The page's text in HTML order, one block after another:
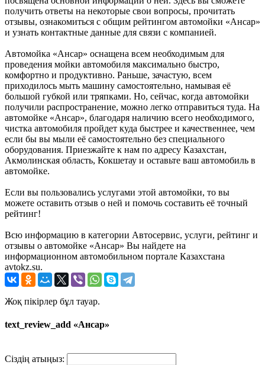
получить ответы на некоторые свои вопросы, прочитать
отзывы, ознакомиться с общим рейтингом автомойки «Ансар»
и узнать контактные данные для связи с компанией.
Автомойка «Ансар» оснащена всем необходимым для
проведения мойки автомобиля максимально быстро,
комфортно и продуктивно. Раньше, зачастую, всем
приходилось мыть машину самостоятельно, намывая её
большой губкой или тряпками. Но, сейчас, когда автомойки
получили распространение, можно легко отправиться туда. На
автомойке «Ансар», благодаря наличию всего необходимого,
чистка автомобиля пройдет куда быстрее и качественнее, чем
если бы вы мыли её самостоятельно без специального
оборудования. Приезжайте к нам по адресу Казахстан,
Акмолинская область, Кокшетау и оставьте ваш автомобиль в
автомойке.
Если вы пользовались услугами этой автомойки, то вы
можете оставить отзыв о ней и помочь составить её точный
рейтинг!
Всю информацию в категории Автосервис, услуги, рейтинг и
отзывы о автомойке «Ансар» Вы найдете на
информационном автомобильном портале Казахстана
avtokz.su.
Жоқ пікірлер бұл тауар.
text_review_add «Ансар»
Сіздің атыңыз: